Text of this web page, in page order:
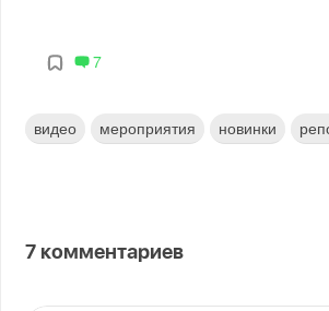
7
видео мероприятия новинки
7 комментариев